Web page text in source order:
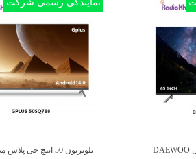
تلویزیون 65 اینچ دوو مدل DAEWOO
اضافه به مقایسه